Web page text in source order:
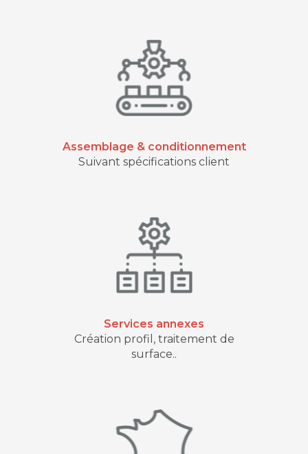
Assemblage & conditionnement
Suivant spécifications client
Services annexes
Création profil, traitement de
surface..